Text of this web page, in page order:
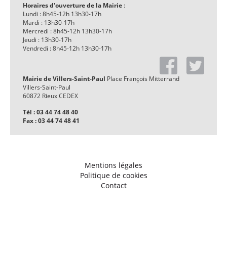
Horaires d'ouverture de la Mairie :
Lundi : 8h45-12h 13h30-17h
Mardi : 13h30-17h
Mercredi : 8h45-12h 13h30-17h
Jeudi : 13h30-17h
Vendredi : 8h45-12h 13h30-17h
Mairie de Villers-Saint-Paul Place François Mitterrand
Villers-Saint-Paul
60872 Rieux CEDEX
Tél : 03 44 74 48 40
Fax : 03 44 74 48 41
Mentions légales
Politique de cookies
Contact